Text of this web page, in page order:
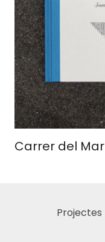
Carrer del Mar
Projectes